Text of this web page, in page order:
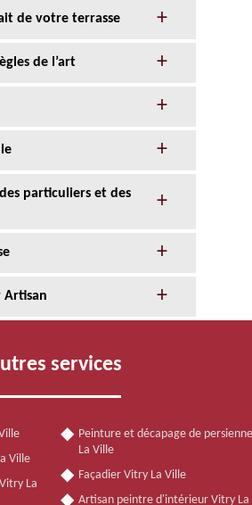
de votre terrasse
de l’art
particuliers et des
Artisan
services
Ville
La
Peinture et décapage de
La Ville
Façadier Vitry La Ville
Artisan peintre d'intérieur Vitry La